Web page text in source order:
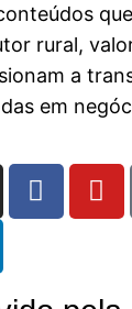
rural,
a
em